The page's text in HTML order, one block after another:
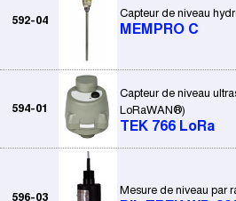
592-04
Capteur de niveau
MEMPRO C
594-01
Capteur de niveau
LoRaWAN®)
TEK 766 LoRa
596-03
Mesure de niveau par